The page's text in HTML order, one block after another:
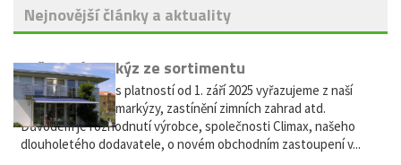
Nejnovější články a aktuality
Vyřazení markýz ze sortimentu
Vážení zákazníci, s platností od 1. září 2025 vyřazujeme z naší
nabídky výsuvné markýzy, zastínění zimních zahrad atd.
Důvodem je rozhodnutí výrobce, společnosti Climax, našeho
dlouholetého dodavatele, o novém obchodním zastoupení v...